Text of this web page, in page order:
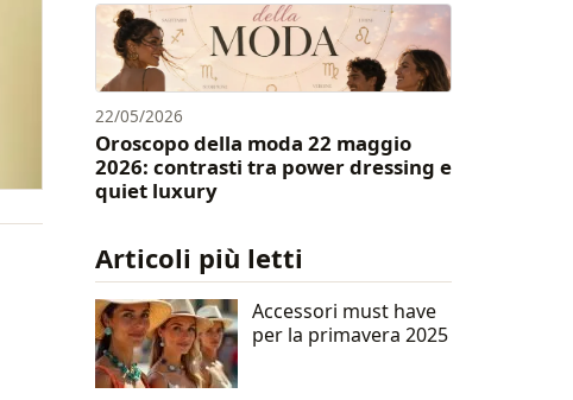
22/05/2026
Oroscopo della moda 22 maggio
2026: contrasti tra power dressing e
quiet luxury
Articoli più letti
Accessori must have
per la primavera 2025